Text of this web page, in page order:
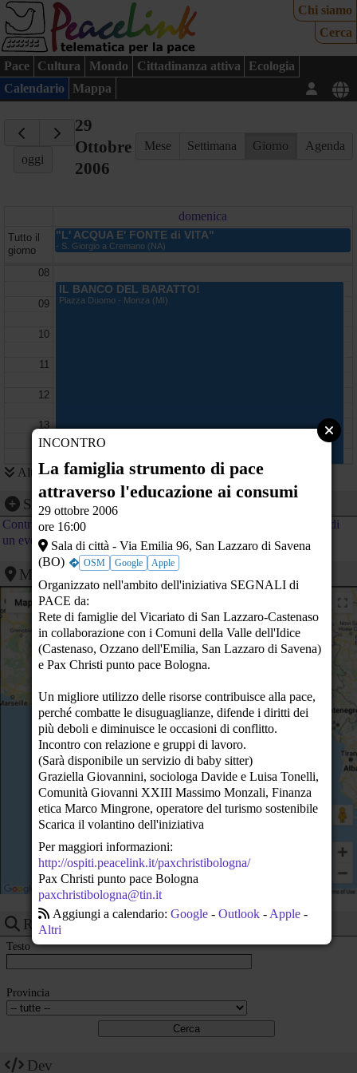
Chi siamo
Cerca
Pace Cultura Mondo Cittadinanza attiva
Ecologia
Calendario
Mappa
oggi
29
Ottobre
2006
Mese Settimana Giorno Agenda
domenica
Tutto il
giorno
"L' ACQUA E' FONTE di VITA"
- S. Giorgio a Cremano (NA)
08
09
10
11
12
13
15
16
17
19
20
21
22
23
IL BANCO DEL BARATTO!
Piazza Duomo - Monza (MI)
La famiglia strumento di
pace attraverso
Genova 20/22 luglio
Via Degli Orti n.13 - Saviano (NA)
Veglia ecumenica di preghiera per la pace
- Basilica di San Francesco, piazza Malpighi (BO)
Altri eventi
Segnalazione evento
Contribuisci al calendario di PeaceLink inviando la segnalazione di
un evento
Mappa
Ricerca eventi
Testo
Provincia
Dev
INCONTRO
La famiglia strumento di pace
attraverso l'educazione ai consumi
29 ottobre 2006
ore 16:00
Sala di città - Via Emilia 96, San Lazzaro di Savena
(BO)
OSM Google Apple
Organizzato nell'ambito dell'iniziativa SEGNALI di
PACE da:
Rete di famiglie del Vicariato di San Lazzaro-Castenaso
in collaborazione con i Comuni della Valle dell'Idice
(Castenaso, Ozzano dell'Emilia, San Lazzaro di Savena)
e Pax Christi punto pace Bologna.
Un migliore utilizzo delle risorse contribuisce alla pace,
perché combatte le disuguaglianze, difende i diritti dei
più deboli e diminuisce le occasioni di conflitto.
Incontro con relazione e gruppi di lavoro.
(Sarà disponibile un servizio di baby sitter)
Graziella Giovannini, sociologa Davide e Luisa Tonelli,
Comunità Giovanni XXIII Massimo Monzali, Finanza
etica Marco Mingrone, operatore del turismo sostenibile
Scarica il volantino dell'iniziativa
Per maggiori informazioni:
http://ospiti.peacelink.it/paxchristibologna/
Pax Christi punto pace Bologna
paxchristibologna@tin.it
Aggiungi a calendario: Google- Outlook- Apple-
Altri